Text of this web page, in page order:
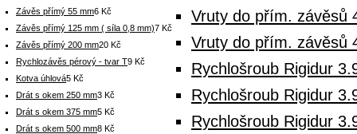
Vruty do přím. závěsů
Vruty do přím. závěsů
Rychlošroub Rigidur
Rychlošroub Rigidur
Rychlošroub Rigidur
Závěs přímý 55 mm6 Kč
Závěs přímý 125 mm ( síla 0,8 mm)7 Kč
Závěs přímý 200 mm20 Kč
Rychlozávěs pérový - tvar T9 Kč
Kotva úhlová5 Kč
Drát s okem 250 mm3 Kč
Drát s okem 375 mm5 Kč
Drát s okem 500 mm8 Kč